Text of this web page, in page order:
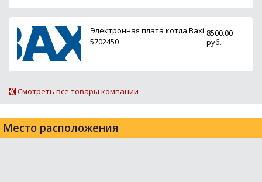
Электронная плата котла Baxi
5702450
8500.00
руб.
Смотреть все товары компании
Место расположения